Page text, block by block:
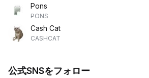
Pons
PONS
Cash Cat
CASHCAT
公式SNSをフォロー